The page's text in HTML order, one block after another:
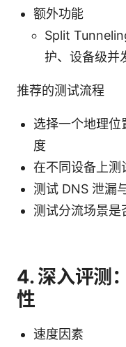
额外功能
Split
护、设备级并
推荐的测试流程
选择一个地理位
度
在不同设备上测
测试 DNS 泄漏
测试分流场景是
4. 深入评测
性
速度因素